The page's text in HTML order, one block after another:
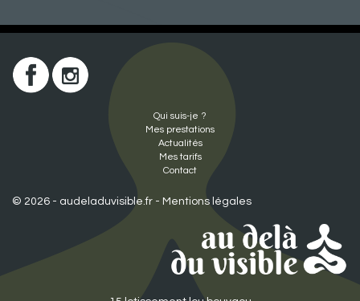
Qui suis-je ?
Mes prestations
Actualités
Mes tarifs
Contact
© 2026 - audeladuvisible.fr - Mentions légales